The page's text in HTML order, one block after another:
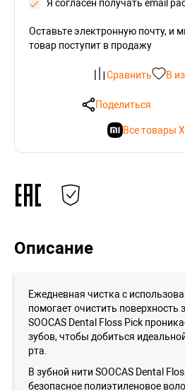
Я согласен получать email
Оставьте электронную почту, и
товар поступит в продажу
Сравнить В
Поделиться
Все товары
Описание
Ежедневная чистка с
помогает очистить поверхность
SOOCAS Dental Floss Pick
зубов, чтобы добиться
рта.
В зубной нити SOOCAS Dental
безопасное полиэтиленовое